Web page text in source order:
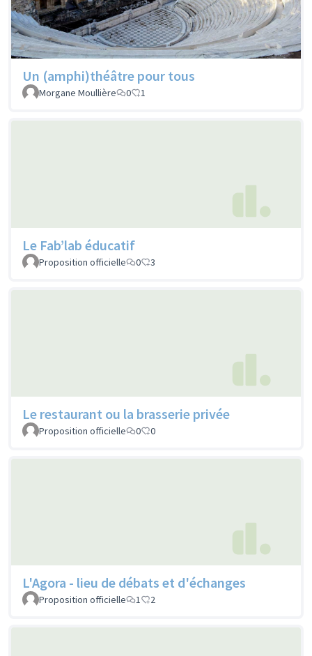
Un (amphi)théâtre pour tous
Morgane Moullière 0 1
Le Fab’lab éducatif
Proposition officielle 0 3
Le restaurant ou la brasserie privée
Proposition officielle 0 0
L'Agora - lieu de débats et d'échanges
Proposition officielle 1 2